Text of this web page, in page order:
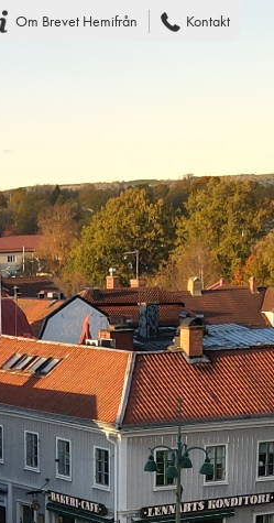
Om Brevet Hemifrån Kontakt